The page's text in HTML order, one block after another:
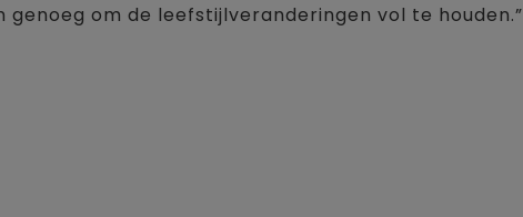
om de leefstijlveranderingen vol te houden.”